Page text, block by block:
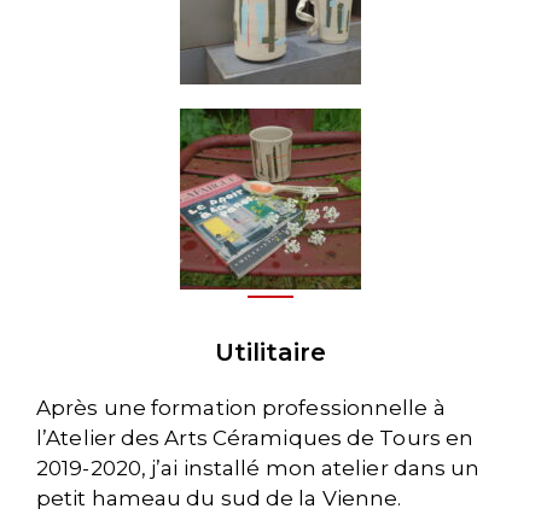
Utilitaire
Après une formation professionnelle à
l’Atelier des Arts Céramiques de Tours en
2019-2020, j’ai installé mon atelier dans un
petit hameau du sud de la Vienne.